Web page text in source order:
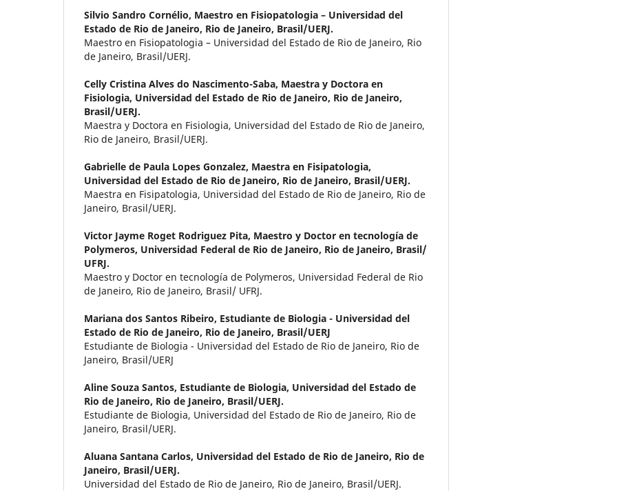
Silvio Sandro Cornélio, Maestro en Fisiopatologia – Universidad del
Estado de Rio de Janeiro, Rio de Janeiro, Brasil/UERJ.
Maestro en Fisiopatologia – Universidad del Estado de Rio de Janeiro, Rio
de Janeiro, Brasil/UERJ.
Celly Cristina Alves do Nascimento-Saba, Maestra y Doctora en
Fisiologia, Universidad del Estado de Rio de Janeiro, Rio de Janeiro,
Brasil/UERJ.
Maestra y Doctora en Fisiologia, Universidad del Estado de Rio de Janeiro,
Rio de Janeiro, Brasil/UERJ.
Gabrielle de Paula Lopes Gonzalez, Maestra en Fisipatologia,
Universidad del Estado de Rio de Janeiro, Rio de Janeiro, Brasil/UERJ.
Maestra en Fisipatologia, Universidad del Estado de Rio de Janeiro, Rio de
Janeiro, Brasil/UERJ.
Victor Jayme Roget Rodriguez Pita, Maestro y Doctor en tecnología de
Polymeros, Universidad Federal de Rio de Janeiro, Rio de Janeiro, Brasil/
UFRJ.
Maestro y Doctor en tecnología de Polymeros, Universidad Federal de Rio
de Janeiro, Rio de Janeiro, Brasil/ UFRJ.
Mariana dos Santos Ribeiro, Estudiante de Biologia - Universidad del
Estado de Rio de Janeiro, Rio de Janeiro, Brasil/UERJ
Estudiante de Biologia - Universidad del Estado de Rio de Janeiro, Rio de
Janeiro, Brasil/UERJ
Aline Souza Santos, Estudiante de Biologia, Universidad del Estado de
Rio de Janeiro, Rio de Janeiro, Brasil/UERJ.
Estudiante de Biologia, Universidad del Estado de Rio de Janeiro, Rio de
Janeiro, Brasil/UERJ.
Aluana Santana Carlos, Universidad del Estado de Rio de Janeiro, Rio de
Janeiro, Brasil/UERJ.
Universidad del Estado de Rio de Janeiro, Rio de Janeiro, Brasil/UERJ.